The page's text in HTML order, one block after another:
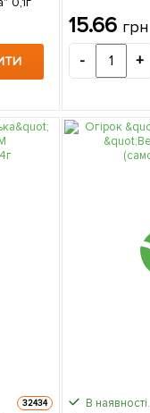
15.66 грн
- +
32434 В наявності.